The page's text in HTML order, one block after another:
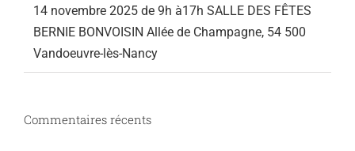
14 novembre 2025 de 9h à17h SALLE DES FÊTES
BERNIE BONVOISIN Allée de Champagne, 54 500
Vandoeuvre-lès-Nancy
Commentaires récents